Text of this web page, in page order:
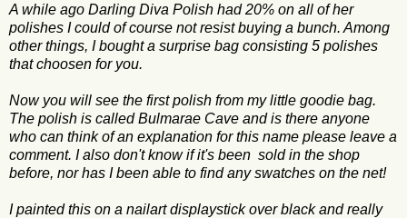
A while ago Darling Diva Polish had 20% on all of her
polishes I could of course not resist buying a bunch. Among
other things, I bought a surprise bag consisting 5 polishes
that choosen for you.
Now you will see the first polish from my little goodie bag.
The polish is called Bulmarae Cave and is there anyone
who can think of an explanation for this name please leave a
comment. I also don't know if it's been sold in the shop
before, nor has I been able to find any swatches on the net!
I painted this on a nailart displaystick over black and really